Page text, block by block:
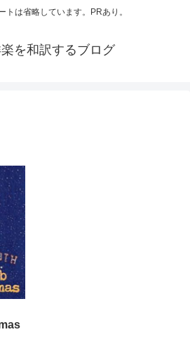
トは省略しています。PRあり。
を和訳するブログ